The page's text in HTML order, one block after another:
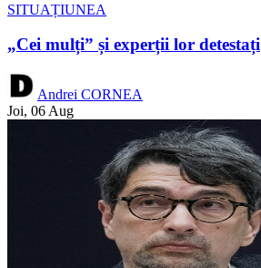
SITUAȚIUNEA
„Cei mulți” și experții lor detestați
Andrei CORNEA
Joi, 06 Aug